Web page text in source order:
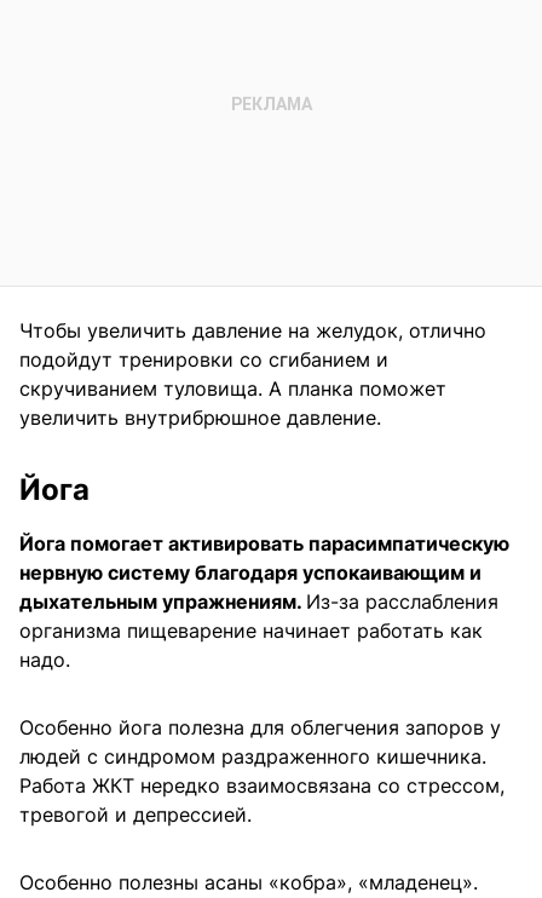
Чтобы увеличить давление на желудок, отлично
подойдут тренировки со сгибанием и
скручиванием туловища. А планка поможет
увеличить внутрибрюшное давление.
Йога
Йога помогает активировать парасимпатическую
нервную систему благодаря успокаивающим и
дыхательным упражнениям. Из-за расслабления
организма пищеварение начинает работать как
надо.
Особенно йога полезна для облегчения запоров у
людей с синдромом раздраженного кишечника.
Работа ЖКТ нередко взаимосвязана со стрессом,
тревогой и депрессией.
Особенно полезны асаны «кобра», «младенец».